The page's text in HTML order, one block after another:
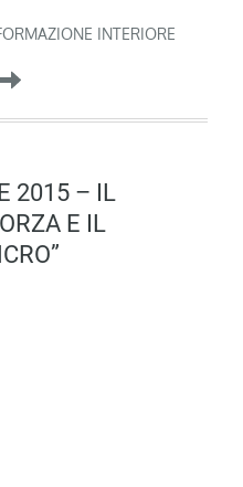
INTERIORE
2015 – IL
E IL